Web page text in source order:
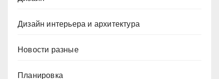
Дизайн интерьера и архитектура
Новости разные
Планировка